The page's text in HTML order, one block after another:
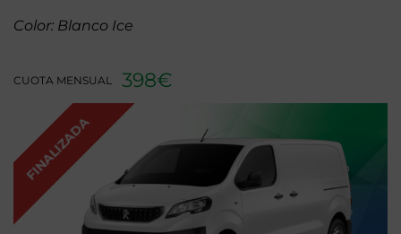
Color: Blanco Ice
CUOTA MENSUAL 398€
FINALIZADA